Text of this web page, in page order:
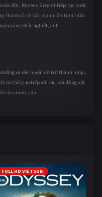
đời, Rudeus Greyrat tiếp tục bước
thành cả về sức mạnh lẫn tinh thần.
càng khắc nghiệt, anh ...
và rèn luyện để trở thành ninja,
có thể giao tiếp với các loài động vật.
của mình, cậu ...
FULL HD VIETSUB